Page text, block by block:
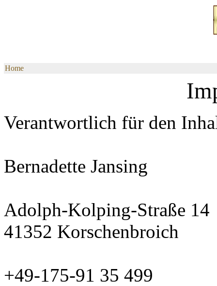
Home
Verantwortlich für den
Bernadette Jansing
Adolph-Kolping-Straße 14
41352 Korschenbroich
+49-175-91 35 499